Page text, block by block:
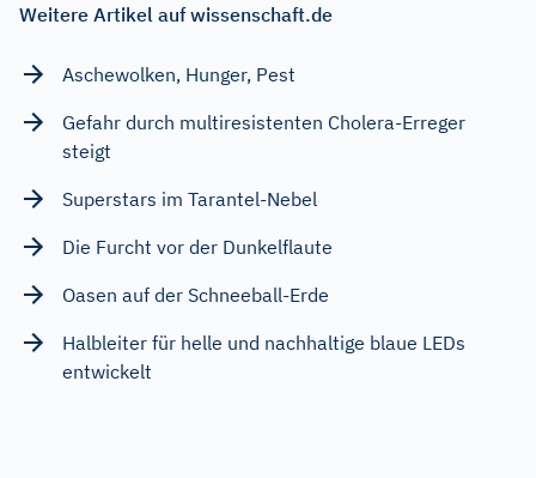
Weitere Artikel auf wissenschaft.de
Aschewolken, Hunger, Pest
Gefahr durch multiresistenten Cholera-Erreger
steigt
Superstars im Tarantel-Nebel
Die Furcht vor der Dunkelflaute
Oasen auf der Schneeball-Erde
Halbleiter für helle und nachhaltige blaue LEDs
entwickelt